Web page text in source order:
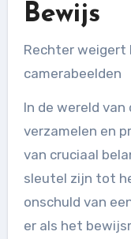
Bewijs
Rechter weigert
camerabeelden
In de wereld
verzamelen en
van cruciaal
sleutel zijn tot
onschuld van
er als het